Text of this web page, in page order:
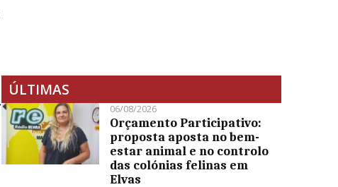
ÚLTIMAS
06/08/2026
Orçamento Participativo:
proposta aposta no bem-
estar animal e no controlo
das colónias felinas em
Elvas